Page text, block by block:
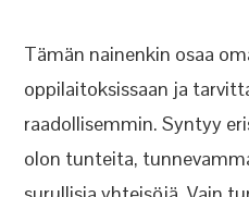
Tämän nainenkin osaa
oppilaitoksissaan ja
raadollisemmin. Syntyy
olon tunteita,